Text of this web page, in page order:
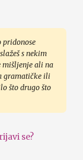
s nekim
mišljenje ali na
gramatičke ili
što drugo što
se?